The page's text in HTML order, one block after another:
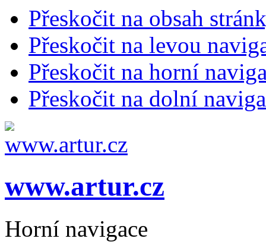
Přeskočit na obsah
Přeskočit na levou
Přeskočit na horní
Přeskočit na dolní
www.artur.cz
Horní navigace